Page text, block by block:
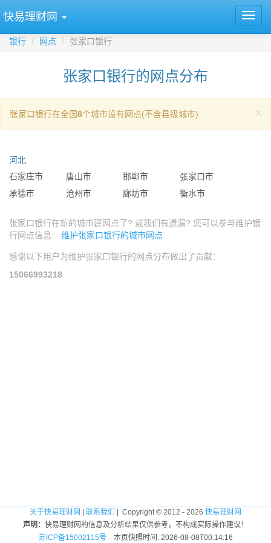
快易理财网
银行 网点 张家口银行
张家口银行的网点分布
×
张家口银行在全国8个城市设有网点(不含县级城市)
河北
石家庄市 唐山市 邯郸市
张家口市
承德市
沧州市 廊坊市 衡水市
张家口银行在新的城市建网点了? 或我们有遗漏? 您可以参与维护银
行网点信息: 维护张家口银行的城市网点
感谢以下用户为维护张家口银行的网点分布做出了贡献：
15066993218
关于快易理财网 联系我们 | Copyright © 2012 - 2026 快易理财网
声明： 快易理财网的信息及分析结果仅供参考，不构成实际操作建议！
苏ICP备15002115号本页快照时间: 2026-08-08T00:14:16